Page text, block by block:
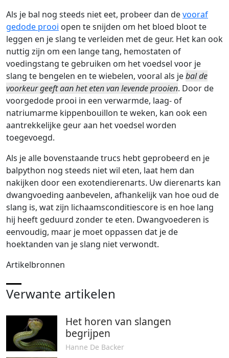
Als je bal nog steeds niet eet, probeer dan devooraf
gedode prooi open te snijden om het bloed bloot te
leggen en je slang te verleiden met de geur. Het kan ook
nuttig zijn om een lange tang, hemostaten of
voedingstang te gebruiken om het voedsel voor je
slang te bengelen en te wiebelen, vooral als jebal de
voorkeur geeft aan het eten van levende prooien. Door de
voorgedode prooi in een verwarmde, laag- of
natriumarme kippenbouillon te weken, kan ook een
aantrekkelijke geur aan het voedsel worden
toegevoegd.
Als je alle bovenstaande trucs hebt geprobeerd en je
balpython nog steeds niet wil eten, laat hem dan
nakijken door een exotendierenarts. Uw dierenarts kan
dwangvoeding aanbevelen, afhankelijk van hoe oud de
slang is, wat zijn lichaamsconditiescore is en hoe lang
hij heeft geduurd zonder te eten. Dwangvoederen is
eenvoudig, maar je moet oppassen dat je de
hoektanden van je slang niet verwondt.
Artikelbronnen
Verwante artikelen
Het horen van slangen
begrijpen
Hanne De Backer